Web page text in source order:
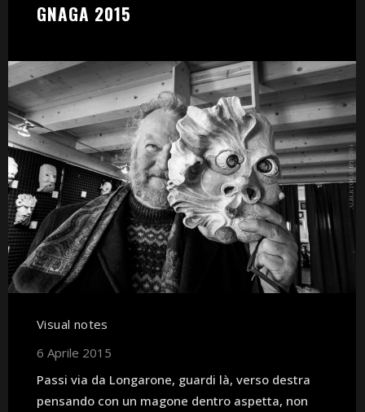
GNAGA 2015
Visual notes
6 Aprile 2015
Passi via da Longarone, guardi là, verso destra
pensando con un magone dentro aspetta, non